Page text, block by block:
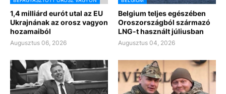
1,4 milliárd eurót utal az EU
Ukrajnának az orosz vagyon
hozamaiból
Augusztus 06, 2026
Belgium teljes egészében
Oroszországból származó
LNG-t használt júliusban
Augusztus 04, 2026